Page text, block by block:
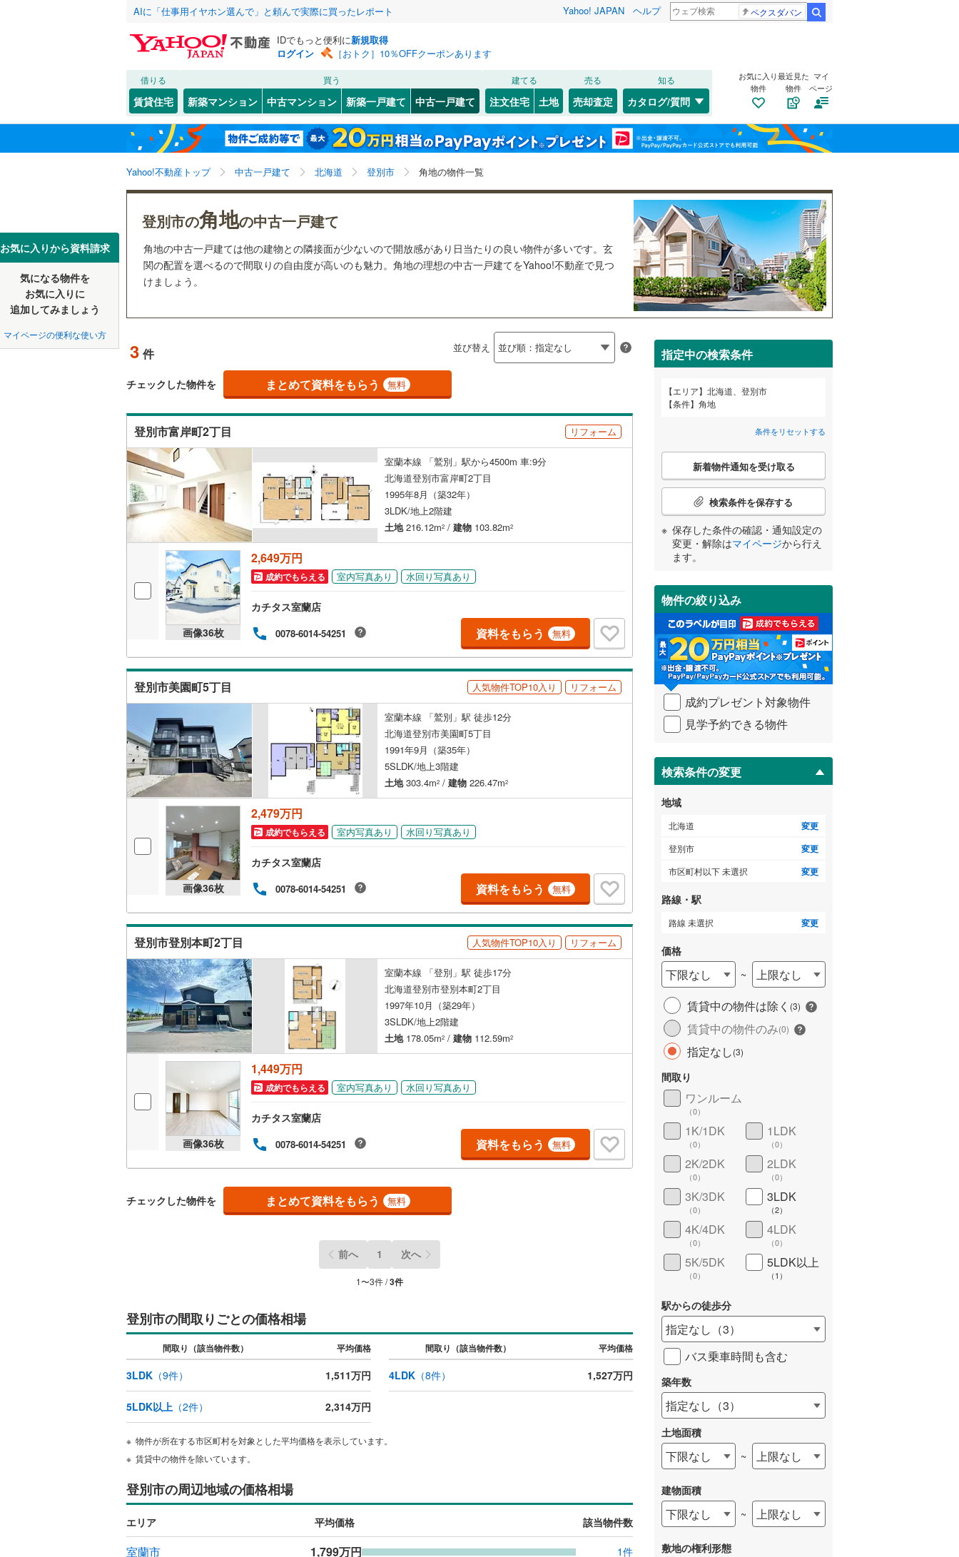
AIに「仕事用イヤホン選んで」と頼んで実際に買ったレポート Yahoo! JAPAN ヘルプ ペクスダバン
IDでもっと便利に新規取得
ログイン
［おトク］10％OFFクーポンあります
借りる
賃貸住宅
買う
新築マンション 中古マンション 新築一戸建て 中古一戸建て
建てる
注文住宅 土地
売る
売却査定
知る
カタログ/質問
お気に入り
物件
最近見た
物件
マイ
ページ
Yahoo!不動産トップ 中古一戸建て 北海道 登別市 角地の物件一覧
お気に入りから資料請求
気になる物件を
お気に入りに
追加してみましょう
マイページの便利な使い方
登別市の角地の中古一戸建て
角地の中古一戸建ては他の建物との隣接面が少ないので開放感があり日当たりの良い物件が多いです。玄
関の配置を選べるので間取りの自由度が高いのも魅力。角地の理想の中古一戸建てをYahoo!不動産で見つ
けましょう。
3 件 並び替え
チェックした物件を まとめて資料をもらう 無料
登別市富岸町2丁目 リフォーム
室蘭本線 「鷲別」駅から4500m 車:9分
北海道登別市富岸町2丁目
1995年8月（築32年）
3LDK/地上2階建
土地216.12m2 / 建物 103.82m2
画像36枚
2,649万円
成約でもらえる 室内写真あり 水回り写真あり
カチタス室蘭店
0078-6014-54251 資料をもらう 無料
登別市美園町5丁目 人気物件TOP10入り リフォーム
室蘭本線 「鷲別」駅 徒歩12分
北海道登別市美園町5丁目
1991年9月（築35年）
5SLDK/地上3階建
土地303.4m2 / 建物 226.47m2
画像36枚
2,479万円
成約でもらえる 室内写真あり 水回り写真あり
カチタス室蘭店
0078-6014-54251 資料をもらう 無料
登別市登別本町2丁目 人気物件TOP10入り リフォーム
室蘭本線 「登別」駅 徒歩17分
北海道登別市登別本町2丁目
1997年10月（築29年）
3SLDK/地上2階建
土地178.05m2 / 建物 112.59m2
画像36枚
1,449万円
成約でもらえる 室内写真あり 水回り写真あり
カチタス室蘭店
0078-6014-54251 資料をもらう 無料
チェックした物件を まとめて資料をもらう 無料
前へ 1 次へ
1〜3件 /3件
登別市の間取りごとの価格相場
間取り（該当物件数） 平均価格 間取り（該当物件数） 平均価格
3LDK （9件） 1,511万円 4LDK（8件） 1,527万円
5LDK以上 （2件） 2,314万円
物件が所在する市区町村を対象とした平均価格を表示しています。
賃貸中の物件を除いています。
登別市の周辺地域の価格相場
エリア 平均価格 該当物件数
室蘭市 1,799万円 1件
指定中の検索条件
エリア
北海道、登別市
条件
角地
条件をリセットする
こ
検
条
件
受
け
取
る
・
条
件
を
イ
ペ
ジ
に
保
存
す
る
新着物件通知を受け取る
検索条件を保存する
保存した条件の確認・通知設定の
変更・解除はマイページから行え
ます。
物件の絞り込み
成約プレゼント対象物件
見学予約できる物件
検索条件の変更
地域
北海道 変更
登別市 変更
市区町村以下 未選択 変更
路線・駅
路線 未選択 変更
価格
下限なし ~
上限なし
賃貸中の物件は除く (3)
賃貸中の物件のみ(0)
指定なし(3)
間取り
ワンルーム
（0）
1K/1DK
（0）
1LDK
（0）
2K/2DK
（0）
2LDK
（0）
3K/3DK
（0）
3LDK
（2）
4K/4DK
（0）
4LDK
（0）
5K/5DK
（0）
5LDK以上
（1 ）
駅からの徒歩分
指定なし （3）
バス乗車時間も含む
築年数
指定なし （3）
土地面積
下限なし ~ 上限なし
建物面積
下限なし ~ 上限なし
敷地の権利形態
北海道 北海道
東北 青森 岩手 宮城 秋田 山形 福島
関東 東京 神奈川 埼玉
信越・北陸
東海 愛知 岐阜 静岡 三重
近畿 和歌山
中国 鳥取 島根 岡山 広島 山口
高知
福岡 佐賀 長崎 鹿児島
該当物件0件 この条件で検索する 条件をリセットする
札幌市 中央区(1) 北区(1) 東区(1)
白石区(1) 豊平区(2) 南区(4)
西区
0 厚別区
北海道のそのほ
かの地域
函館市(4) 小樽市(4) 旭川市 (3)
室蘭市(1) 釧路市( 2) 帯広市(11)
岩見沢市(4)
美唄市(0) 芦別市(1)
江別市(2)
三笠市(0)
砂川市(0) 歌志内市( 0) (0)
富良野市 (1) 登別市 恵庭市(1)
伊達市(0 石狩市(1)
北斗市(0) 石狩郡当別町(1) 石狩郡新篠津村(0)
松前郡松前町(0) 松前郡福島町
上磯郡木古内町
茅部郡鹿部町(0)
二海郡八雲町 ( ) 山越郡長万部町 (0)
檜山郡上ノ国町(0) 檜山郡厚沢部町(0)
奥尻郡奥尻町(0) 瀬棚郡今金町(0)
久遠郡せたな町(0) 島牧郡島牧村(0) 寿都郡寿都町(0)
寿都郡黒松内町(0 磯谷郡蘭越町 虻田郡ニセコ町(0
虻田郡真狩村( 0) 虻田郡留寿都村 虻田郡喜茂別町(0)
虻田郡京極町
0) 虻田郡倶知安町 岩内郡共和町(0)
岩内郡岩内町
積丹郡積丹町(0) 古平郡古平町 余市郡仁木町
余市郡余市町
空知郡南幌町(2)
空知郡奈井江町
(0) 空知郡上砂川町 (0) 夕張郡由仁町
夕張郡長沼町(0) 夕張郡栗山町(0) 樺戸郡月形町
樺戸郡新十津川町( 0) 雨竜郡妹背牛町
雨竜郡秩父別町
雨竜郡雨竜町 雨竜郡北竜町(
)
雨竜郡沼田町
上川郡鷹栖町 上川郡東神楽町(1)
上川郡当麻町
上川郡比布町 上川郡愛別町(0)
上川郡上川町(0) 上川郡東川町(0) 上川郡美瑛町(0)
空知郡上富良野町(0) 空知郡中富良野町 空知郡南富良野町
勇払郡占冠村
上川郡剣淵町
上川郡下川町( 中川郡美深町 (0 ) 中川郡音威子府村(0)
中川郡中川町(0) 雨竜郡幌加内町(0) 増毛郡増毛町
留萌郡小平町( 0) 苫前郡羽幌町
天塩郡天塩町
宗谷郡猿払村 (0) 枝幸郡中頓別町
礼文郡礼文町
天塩郡幌延町(
網走郡美幌町(0) 網走郡津別町(0) 斜里郡斜里町(0
斜里郡清里町(0) 斜里郡小清水町(0) 常呂郡訓子府町(0)
常呂郡置戸町( 0) 紋別郡遠軽町
紋別郡湧別町(0) 紋別郡興部町(0
紋別郡西興部村 (0 ) 網走郡大空町
白老郡白老町(0
勇払郡厚真町
勇払郡安平町
勇払郡むかわ町( 沙流郡平取町(
)
新冠郡新冠町(0) 浦河郡浦河町(0) 様似郡様似町(
該当物件0件 この条件で検索する 条件をリセットする
富岸町(1) 登別本町(1) 美園町(1)
該当物件0件 この条件で検索する 条件をリセットする
JR 函館本線(0) 札沼線(0) 千歳線(0)
石勝線(0) 室蘭本線(3) 日高本線(0)
根室本線(0) 富良野線(0) 宗谷本線(0)
石北本線
(0) 釧網本線
札幌市営地下鉄東豊線 )
私鉄・その他 札幌市電(0) 函館市電(0 ) 函館市電宝来・谷地頭線( )
道南いさりび鉄道(0)
該当物件0件 この条件で検索する 条件をリセットする
該当物件0件 この条件で検索する 条件をリセットする
こだわり条件 リフォーム、リノベーション
リノベーション・リフォーム
（3）
築古・築30年以上（2）
設備
トイレ２か所（
駐車場2台以上
太陽光発電システム（0）
ＴＶモニタ付インターホン
防犯カメラ（0）
間取り、居室全体
バリアフリー住宅（ 間取り変更可能（0）
二世帯向け（0） 3階建て以上（1）
サービスルーム（納戸）（0）
最寄りの駅が始発駅（ 0） 海まで2km以内（ 小学校まで1km以内（1）
配置、向き、建ち方、日当たり
前道6m以上（3） 角地（3） 南道路（1）
平坦地
LD
リビングダイニング15畳以上
（3）
キッチン
独立型キッチン（0） 対面キッチン（1）
販売、価格、契約、入居関連など
即入居可能（0 ）
浴室
浴室乾燥機あり（0）
収納
ウォークインクローゼット
（2）
床下収納（1）
ウッドデッキあり ）
構造・規模・施工・品質・工法関連
耐震、免震、制震構造
（0）
住宅性能評価付き 長期優良住宅（0）
オンライン対応
オンライン内見(相談)可
詳しく見る
該当物件0件 この条件で検索する 条件をリセットする
検索条件を保存しました
この検索条件の新着物件通知は、 マイページから設定できます。
保存した条件を見る
北海道、登別市、角地
マイページ
閉じる お気に入りリストを見る
閉じる
閉じる お気に入りリストを見る
閉じる